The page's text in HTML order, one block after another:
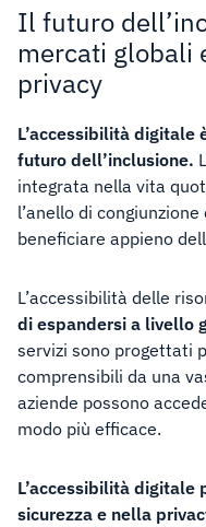
Il futuro
mercati globali
privacy
L’accessibilità
futuro dell’inclusione.
integrata nella vita
l’anello di
beneficiare appieno
L’accessibilità delle
di espandersi a livello
servizi sono progettati
comprensibili da una
aziende possono
modo più efficace.
L’accessibilità
sicurezza e nella